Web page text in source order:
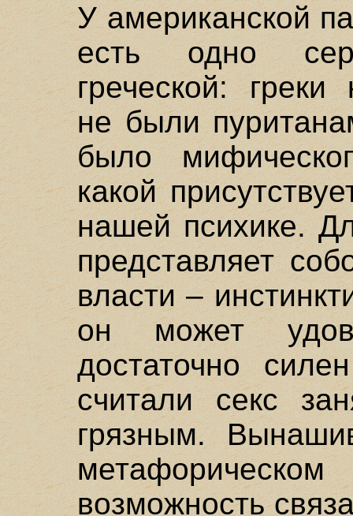
У американской
есть одно
греческой: греки
не были
было
какой
нашей психике.
представляет
власти –
он может
достаточно
считали секс
грязным.
возможность